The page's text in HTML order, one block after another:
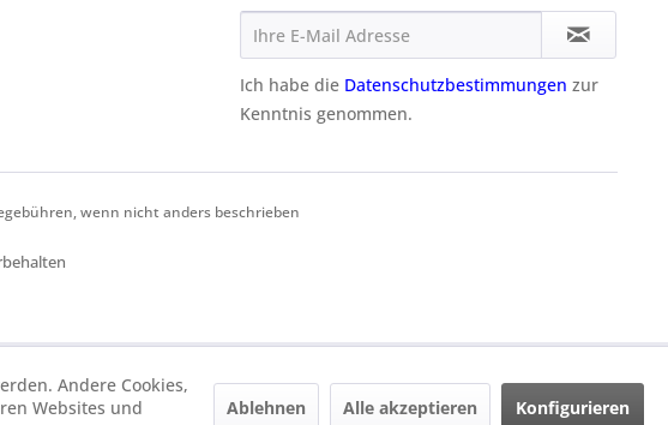
Ich habe die Datenschutzbestimmungen zur
Kenntnis genommen.
wenn nicht anders beschrieben
Andere Cookies,
Websites und
Ablehnen Alle akzeptieren Konfigurieren